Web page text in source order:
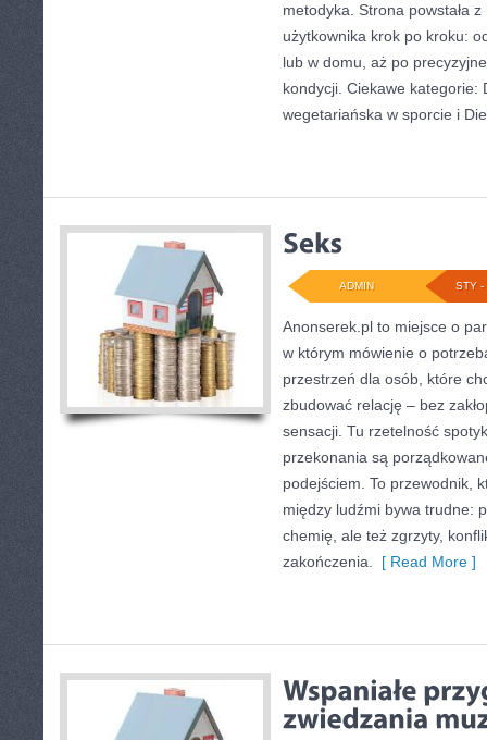
metodyka. Strona powstała
użytkownika krok po kroku:
lub w domu, aż po
kondycji. Ciekawe kategorie:
wegetariańska w sporcie i
STY -
ADMIN
Anonserek.pl to miejsce o
w którym mówienie o
przestrzeń dla osób, które
zbudować relację – bez
sensacji. Tu rzetelność
przekonania są
podejściem. To przewodnik,
między ludźmi bywa trudne:
chemię, ale też zgrzyty,
zakończenia.
[ Read More ]